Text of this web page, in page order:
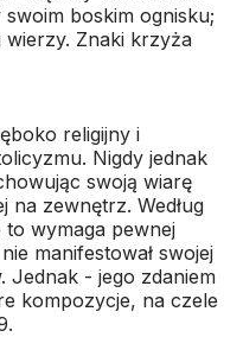
boskim ognisku;
wierzy. Znaki krzyża
religijny i
Nigdy jednak
swoją wiarę
na zewnętrz. Według
wymaga pewnej
manifestował swojej
Jednak - jego zdaniem
kompozycje, na czele